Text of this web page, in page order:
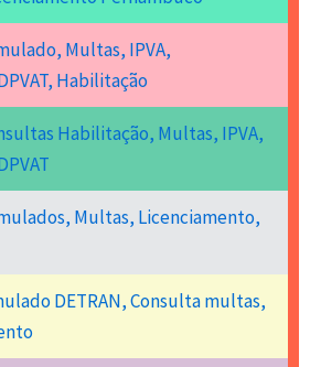
Multas, IPVA,
Habilitação
Habilitação, Multas, IPVA,
Multas, Licenciamento,
DETRAN, Consulta multas,